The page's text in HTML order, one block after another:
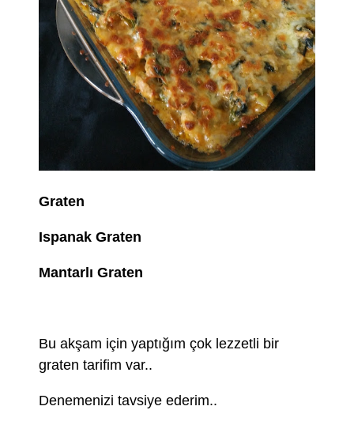
Graten
Ispanak Graten
Mantarlı Graten
Bu akşam için yaptığım çok lezzetli bir
graten tarifim var..
Denemenizi tavsiye ederim..